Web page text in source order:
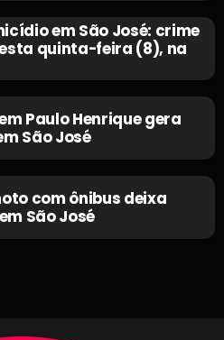
em São José: crime
quinta-feira (8), na
Paulo Henrique gera
São José
com ônibus deixa
São José